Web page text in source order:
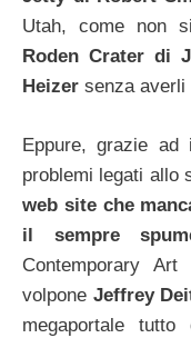
Utah, come non
Roden Crater di
Heizer senza averli
Eppure, grazie ad
problemi legati allo
web site che
il sempre
Contemporary
volpone Jeffrey
megaportale